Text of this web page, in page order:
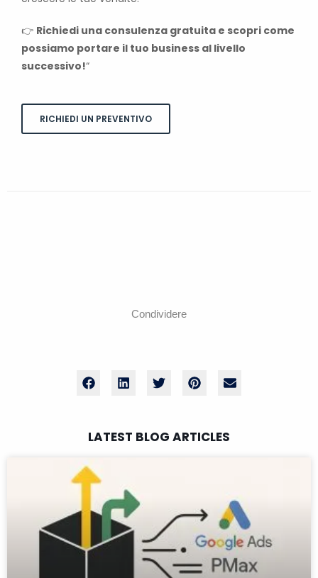
👉 Richiedi una consulenza gratuita e scopri come
possiamo portare il tuo business al livello
successivo!“
RICHIEDI UN PREVENTIVO
Condividere
LATEST BLOG ARTICLES